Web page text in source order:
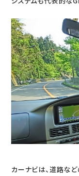
カーナビは、道路な